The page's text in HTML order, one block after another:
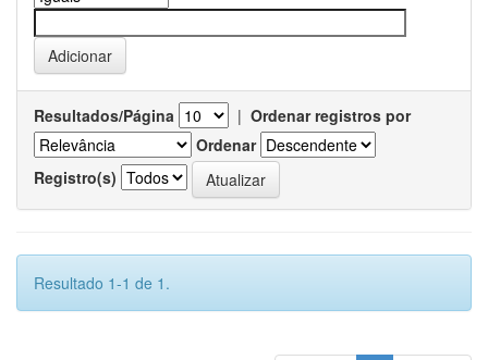
Resultados/Página | Ordenar registros por
Ordenar
Registro(s)
Resultado 1-1 de 1.